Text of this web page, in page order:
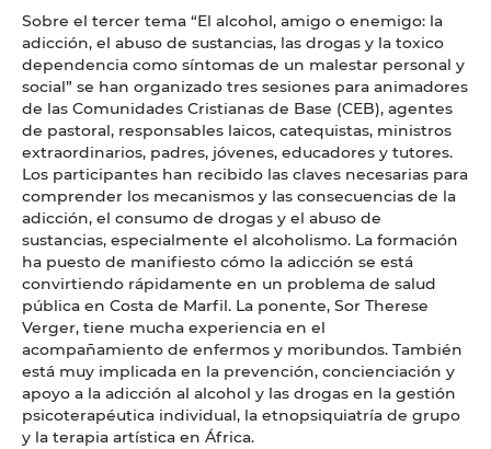
Sobre el tercer tema “El alcohol, amigo o enemigo: la
adicción, el abuso de sustancias, las drogas y la toxico
dependencia como síntomas de un malestar personal y
social” se han organizado tres sesiones para animadores
de las Comunidades Cristianas de Base (CEB), agentes
de pastoral, responsables laicos, catequistas, ministros
extraordinarios, padres, jóvenes, educadores y tutores.
Los participantes han recibido las claves necesarias para
comprender los mecanismos y las consecuencias de la
adicción, el consumo de drogas y el abuso de
sustancias, especialmente el alcoholismo. La formación
ha puesto de manifiesto cómo la adicción se está
convirtiendo rápidamente en un problema de salud
pública en Costa de Marfil. La ponente, Sor Therese
Verger, tiene mucha experiencia en el
acompañamiento de enfermos y moribundos. También
está muy implicada en la prevención, concienciación y
apoyo a la adicción al alcohol y las drogas en la gestión
psicoterapéutica individual, la etnopsiquiatría de grupo
y la terapia artística en África.